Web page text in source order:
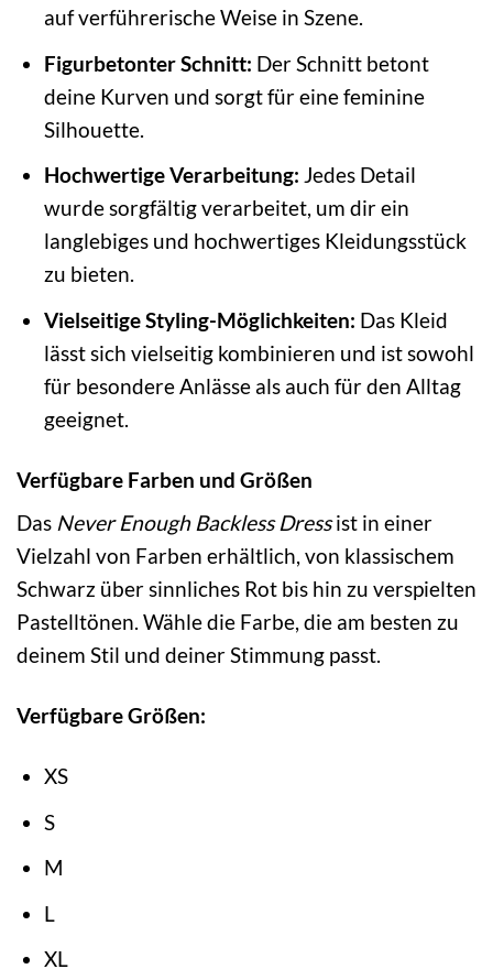
auf verführerische Weise in Szene.
Figurbetonter Schnitt: Der Schnitt betont
deine Kurven und sorgt für eine feminine
Silhouette.
Hochwertige Verarbeitung: Jedes Detail
wurde sorgfältig verarbeitet, um dir ein
langlebiges und hochwertiges Kleidungsstück
zu bieten.
Vielseitige Styling-Möglichkeiten: Das Kleid
lässt sich vielseitig kombinieren und ist sowohl
für besondere Anlässe als auch für den Alltag
geeignet.
Verfügbare Farben und Größen
Das Never Enough Backless Dressist in einer
Vielzahl von Farben erhältlich, von klassischem
Schwarz über sinnliches Rot bis hin zu verspielten
Pastelltönen. Wähle die Farbe, die am besten zu
deinem Stil und deiner Stimmung passt.
Verfügbare Größen:
XS
S
M
L
XL